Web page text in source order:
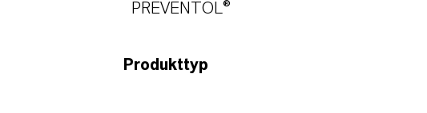
PREVENTOL®
Produkttyp